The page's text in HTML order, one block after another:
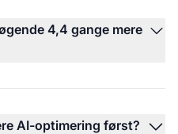
4,4 gange mere
AI-optimering først?